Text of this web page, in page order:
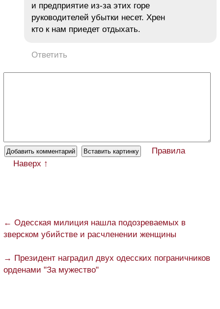
и предприятие из-за этих горе
руководителей убытки несет. Хрен
кто к нам приедет отдыхать.
Ответить
Правила
Наверх ↑
← Одесская милиция нашла подозреваемых в
зверском убийстве и расчленении женщины
→ Президент наградил двух одесских пограничников
орденами "За мужество"